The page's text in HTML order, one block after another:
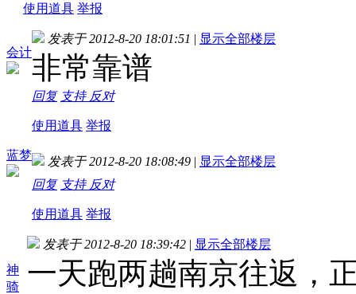
使用道具 举报
会计
发表于 2012-8-20 18:01:51 | 显示全部楼层
非常靠谱
回复 支持 反对
使用道具 举报
蓝梦 发表于 2012-8-20 18:08:49 | 显示全部楼层
回复 支持 反对
使用道具 举报
神
骑
发表于 2012-8-20 18:39:42 | 显示全部楼层
一天跑两趟南京往返，